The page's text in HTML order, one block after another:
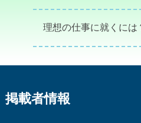
理想の仕事に就くには
掲載者情報